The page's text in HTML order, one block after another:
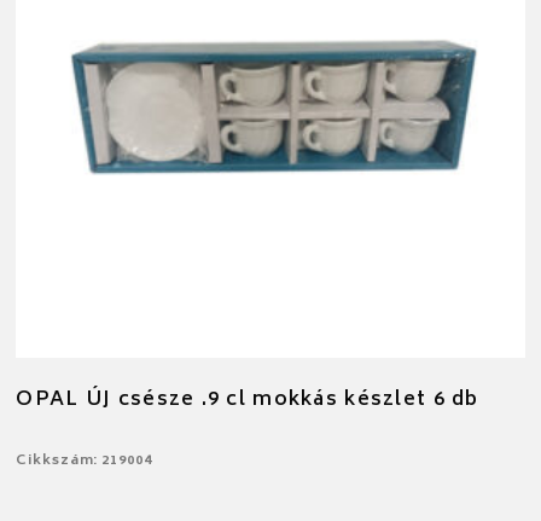
OPAL ÚJ csésze .9 cl mokkás készlet 6 db
Cikkszám: 219004